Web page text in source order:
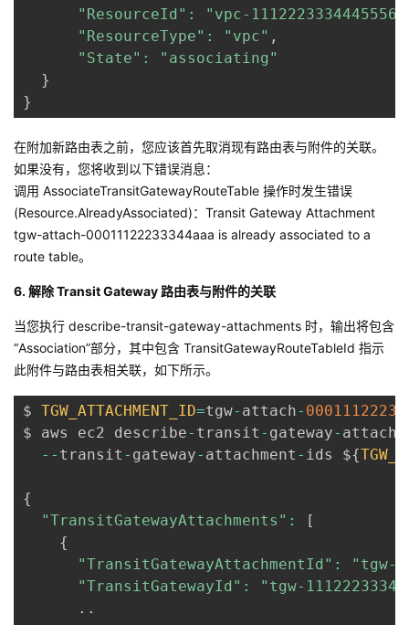
"ResourceId" :
"vpc-
"ResourceType" : "vpc" ,
"State" :
"associating"
}
}
在附加新路由表之前，您应该首先取消现有路由表与附件的关联。
如果没有，您将收到以下错误消息：
调用 AssociateTransitGatewayRouteTable 操作时发生错误
(Resource.AlreadyAssociated)：Transit Gateway Attachment
tgw-attach-00011122233344aaa is already associated to a
route table。
6. 解除 Transit Gateway 路由表与附件的关联
当您执行 describe-transit-gateway-attachments 时，输出将包含
“Association”部分，其中包含 TransitGatewayRouteTableId 指示
此附件与路由表相关联，如下所示。
$ TGW_ATTACHMENT_ID=tgw- attach-
$ aws ec2 describe- transit - gateway-
-- transit - gateway- attachment - ids ${
{
"TransitGatewayAttachments" :
[
{
"TransitGatewayAttachmentId" :
"tgw-
"TransitGatewayId" :
"tgw-
. .